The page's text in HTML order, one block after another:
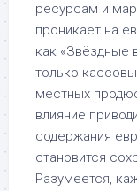
ресурсам и
проникает на
как «Звёздные
только
местных
влияние
содержания
становится
Разумеется,